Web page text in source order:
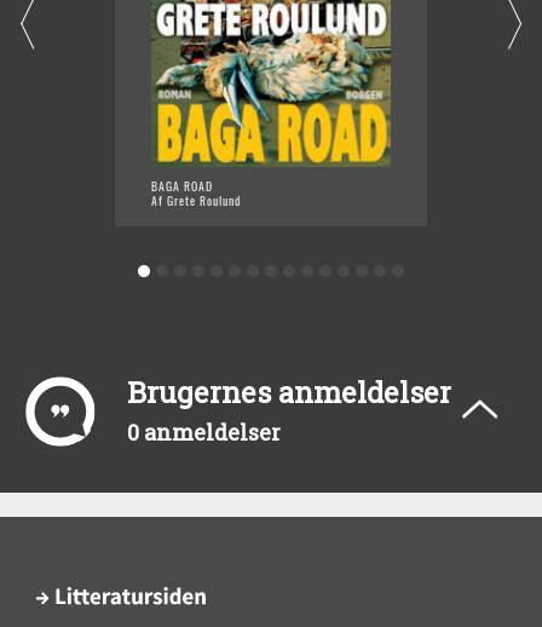
BAGA ROAD
Af Grete Roulund
Brugernes anmeldelser
0 anmeldelser